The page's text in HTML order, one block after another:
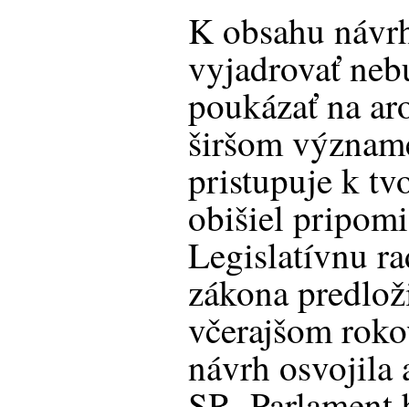
K obsahu
vyjadrovať
poukázať na
širšom
pristupuje k
obišiel
Legislatívnu
zákona
včerajšom
návrh osvojila